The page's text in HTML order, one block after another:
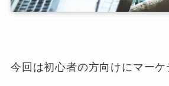
今回は初心者の方向けにマー